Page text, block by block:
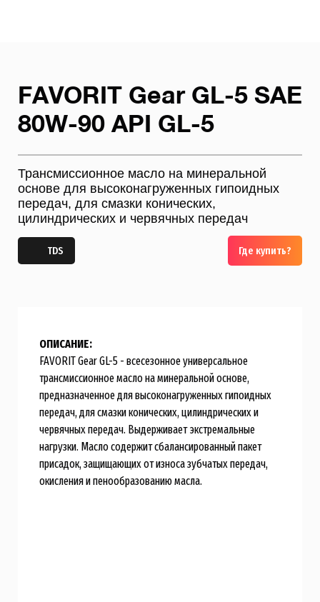
Где купить?
FAVORIT Gear GL-5 SAE
80W-90 API GL-5
Трансмиссионное масло на минеральной
основе для высоконагруженных гипоидных
передач, для смазки конических,
цилиндрических и червячных передач
TDS
ОПИСАНИЕ:
FAVORIT Gear GL-5 - всесезонное универсальное
трансмиссионное масло на минеральной основе,
предназначенное для высоконагруженных гипоидных
передач, для смазки конических, цилиндрических и
червячных передач. Выдерживает экстремальные
нагрузки. Масло содержит сбалансированный пакет
присадок, защищающих от износа зубчатых передач,
окисления и пенообразованию масла.